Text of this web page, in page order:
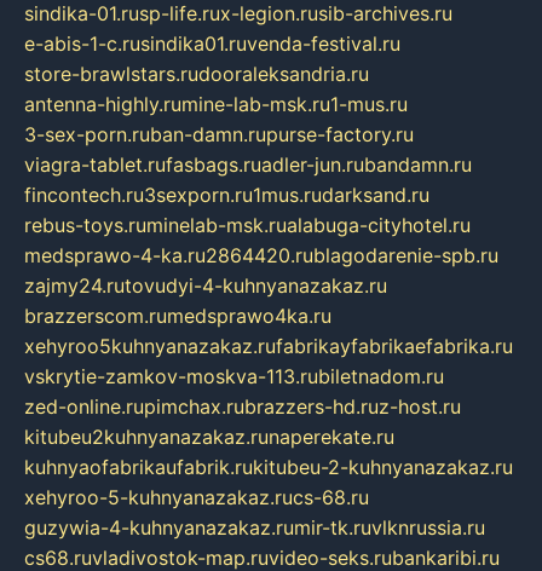
sindika-01.rusp-life.rux-legion.rusib-archives.ru
e-abis-1-c.rusindika01.ruvenda-festival.ru
store-brawlstars.rudooraleksandria.ru
antenna-highly.rumine-lab-msk.ru1-mus.ru
3-sex-porn.ruban-damn.rupurse-factory.ru
viagra-tablet.rufasbags.ruadler-jun.rubandamn.ru
fincontech.ru3sexporn.ru1mus.rudarksand.ru
rebus-toys.ruminelab-msk.rualabuga-cityhotel.ru
medsprawo-4-ka.ru2864420.rublagodarenie-spb.ru
zajmy24.rutovudyi-4-kuhnyanazakaz.ru
brazzerscom.rumedsprawo4ka.ru
xehyroo5kuhnyanazakaz.rufabrikayfabrikaefabrika.ru
vskrytie-zamkov-moskva-113.rubiletnadom.ru
zed-online.rupimchax.rubrazzers-hd.ruz-host.ru
kitubeu2kuhnyanazakaz.runaperekate.ru
kuhnyaofabrikaufabrik.rukitubeu-2-kuhnyanazakaz.ru
xehyroo-5-kuhnyanazakaz.rucs-68.ru
guzywia-4-kuhnyanazakaz.rumir-tk.ruvlknrussia.ru
cs68.ruvladivostok-map.ruvideo-seks.rubankaribi.ru